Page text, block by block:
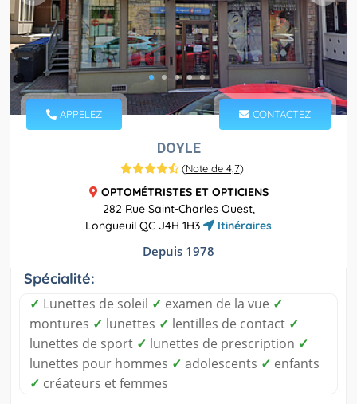
APPELEZ CONTACTEZ
DOYLE
(Note de 4,7)
OPTOMÉTRISTES ET OPTICIENS
282 Rue Saint-Charles Ouest,
Longueuil QC J4H 1H3
Itinéraires
Depuis 1978
Spécialité:
✓ Lunettes de soleil ✓ examen de la vue ✓
montures ✓ lunettes ✓ lentilles de contact ✓
lunettes de sport ✓ lunettes de prescription ✓
lunettes pour hommes ✓ adolescents ✓ enfants
✓ créateurs et femmes